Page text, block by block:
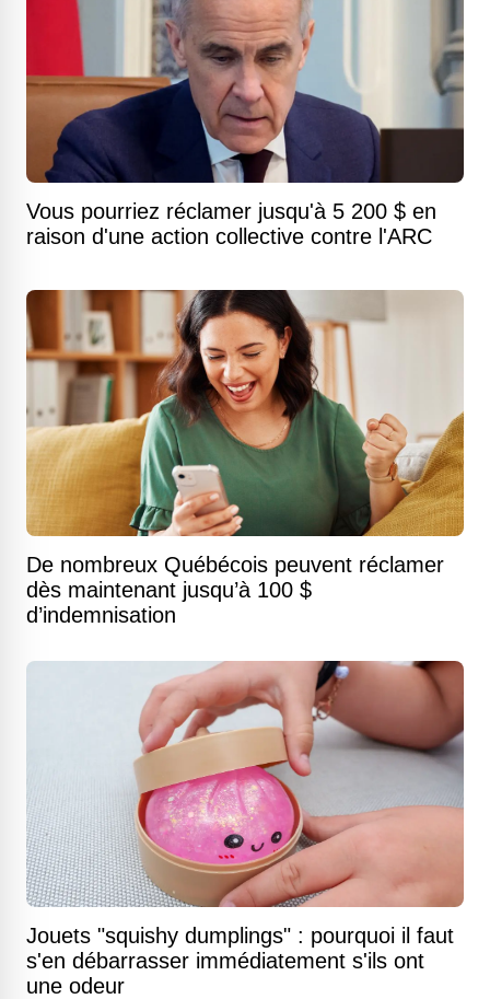
Vous pourriez réclamer jusqu'à 5 200 $ en
raison d'une action collective contre l'ARC
De nombreux Québécois peuvent réclamer
dès maintenant jusqu’à 100 $
d’indemnisation
Jouets "squishy dumplings" : pourquoi il faut
s'en débarrasser immédiatement s'ils ont
une odeur